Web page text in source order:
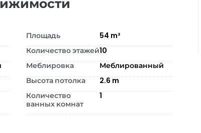
Площадь 54 m²
Количество этажей10
Меблировка
Меблированный
Высота потолка 2.6 m
Количество
ванных комнат
1